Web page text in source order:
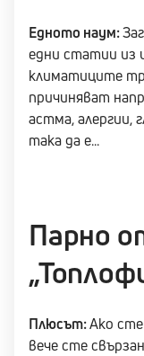
Едното наум:
едни статии из
климатиците
причиняват
астма, алергии,
така да е...
Парно
Плюсът:Ако сте
вече сте